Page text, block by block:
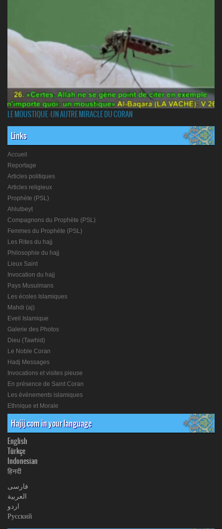
LE MOUSTIQUE :UN AUTRE MIRACLE DU CORAN
Links
Accueil
Reportage
Articles politiques
Articles religieux
Prophète (PSL)
Ahlulbeyt
Compagnons du Prophète (PSL)
Femmes du Prophète (PSL)
Les Rites du hajj
Philosophie du hajj
Lieux Saint
Invocation du hajj
Pays Musulmans
Les écoles Islamiques
Mahdi (aj)
Eveil Islamique
Galerie des Photos
Dieu (Tawhid)
Le Noble Coran
Hadj Messages
Invocations et visites pieuse
En présence de Saint Coran
Les événements islamiques
Ethnique et Morale
Hajij.com in your language
English
Türkçe
Indonesian
हिनदी
فارسی
العربیة
اردو
Русский